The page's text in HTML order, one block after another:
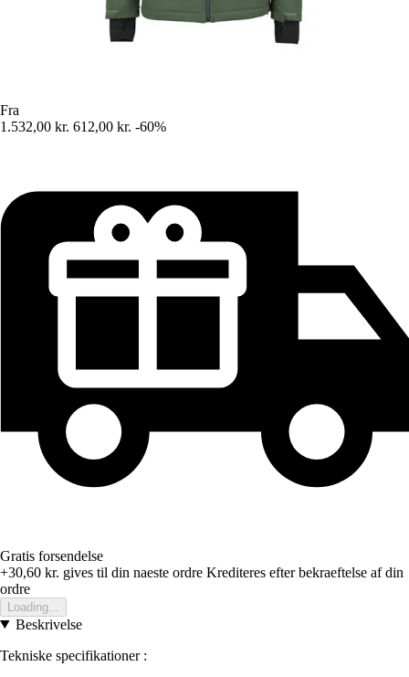
Fra
1.532,00 kr. 612,00 kr. -60%
Gratis forsendelse
+30,60 kr. gives til din naeste ordre Krediteres efter bekraeftelse af din
ordre
Loading...
Beskrivelse
Tekniske specifikationer :